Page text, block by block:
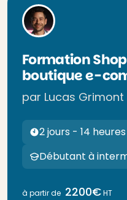
Formation
boutique e-
par Lucas Grimont
2 jours - 14 heures
Débutant à
à partir de 2200€HT